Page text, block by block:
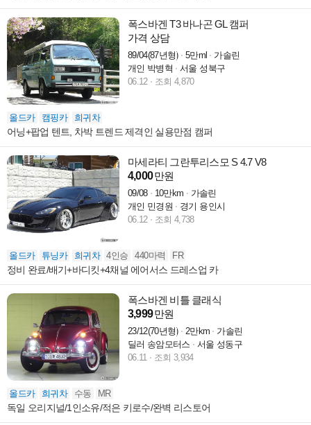
폭스바겐 T3 바나곤 GL 캠퍼
가격 상담
89/04(87년형) 5만ml
가솔린
개인 박병혁
서울 성북구
06.12
조회 4,870
올드카 캠핑카 희귀차
어닝+팝업 텐트, 차박 트렌드 제격인 실용만점 캠퍼
마세라티 그란투리스모 S 4.7 V8
4,000만원
09/08 10만km
가솔린
개인 민경원
경기 용인시
06.12
조회 4,738
올드카 튜닝카 희귀차 4인승 440마력 FR
정비 완료/배기+바디킷+4채널 에어서스 드레스업 카
폭스바겐 비틀 클래식
3,999만원
23/12(70년형) 2만km
가솔린
딜러 송암모터스
서울 성동구
06.11
조회 3,934
올드카 희귀차 수동 MR
독일 오리지널/1인소유/적은 키로수/완벽 리스토어